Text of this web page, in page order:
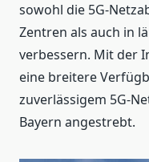
sowohl die 5G-
Zentren als auch in
verbessern. Mit der
eine breitere
zuverlässigem 5G-
Bayern angestrebt.